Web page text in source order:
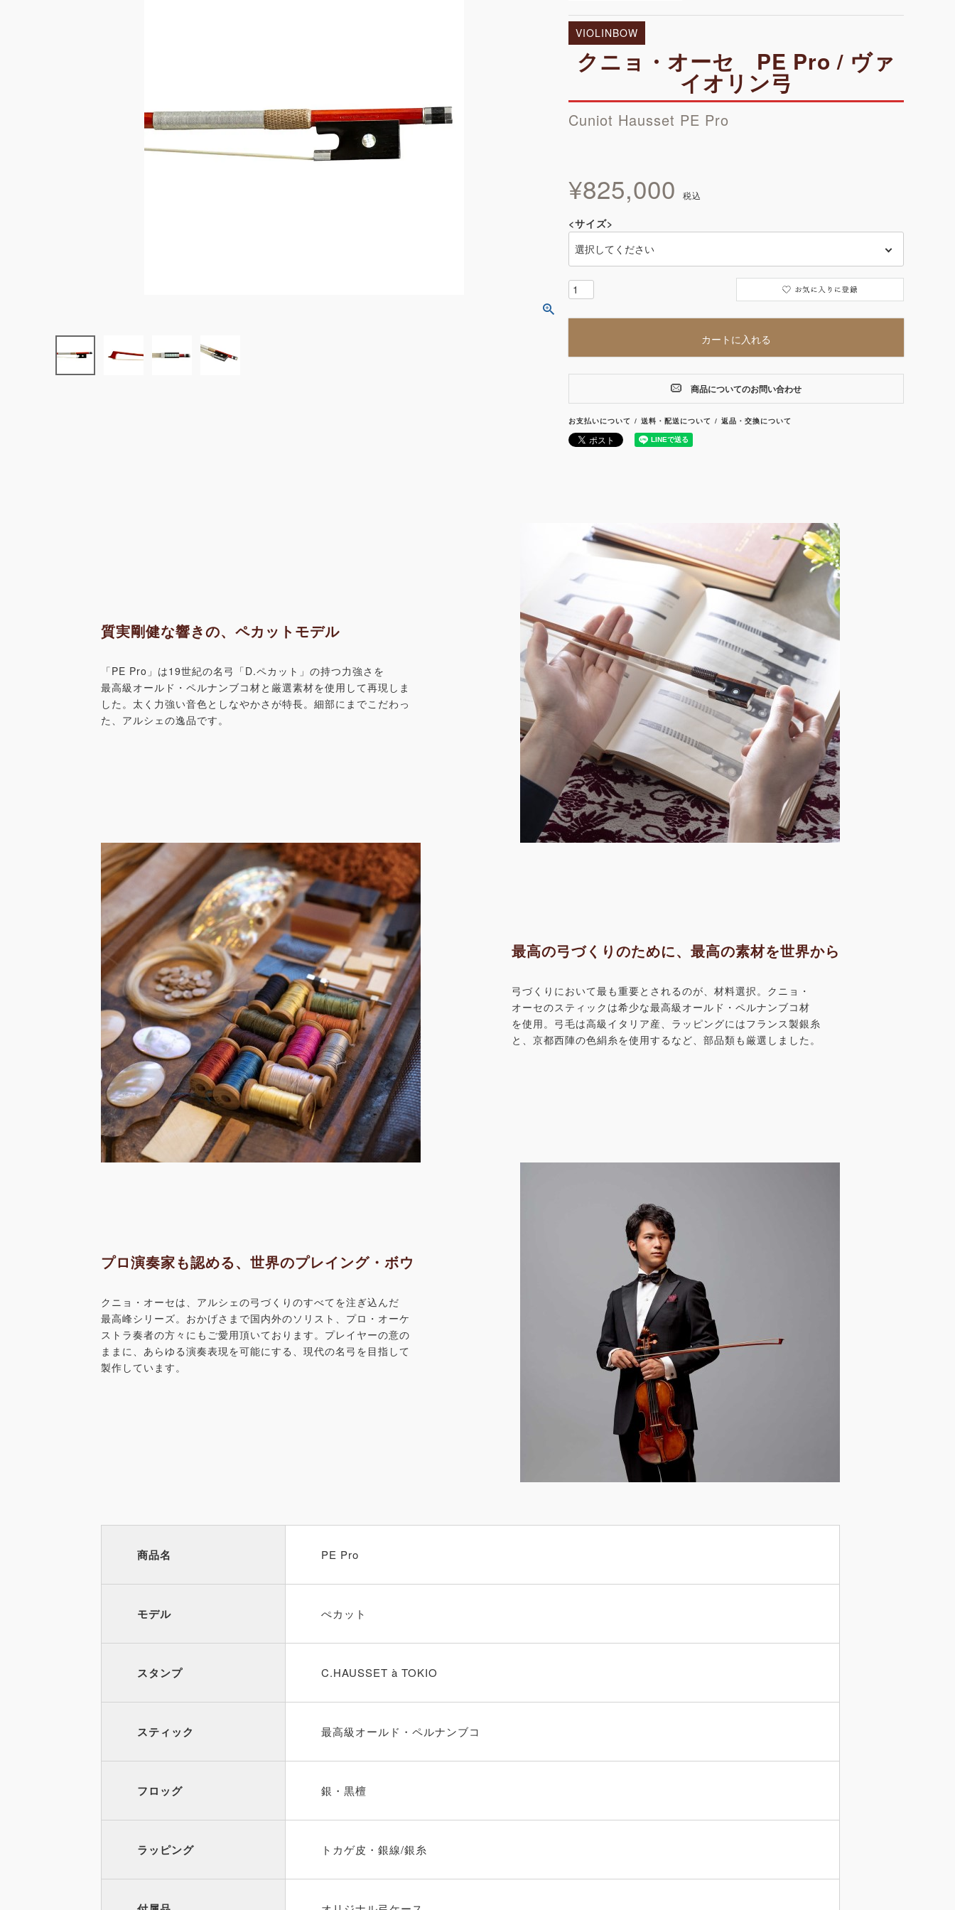
VIOLINBOW
クニョ・オーセ PE Pro / ヴァ
イオリン弓
Cuniot Hausset PE Pro
¥825,000 税込
<サイズ>
カートに入れる
商品についてのお問い合わせ
お支払いについて 送料・配送について 返品・交換について
質実剛健な響きの、ペカットモデル
「PE Pro」は19世紀の名弓「D.ペカット」の持つ力強さを
最高級オールド・ペルナンブコ材と厳選素材を使用して再現しま
した。太く力強い音色としなやかさが特長。細部にまでこだわっ
た、アルシェの逸品です。
最高の弓づくりのために、最高の素材を世界から
弓づくりにおいて最も重要とされるのが、材料選択。クニョ・
オーセのスティックは希少な最高級オールド・ペルナンブコ材
を使用。弓毛は高級イタリア産、ラッピングにはフランス製銀糸
と、京都西陣の色絹糸を使用するなど、部品類も厳選しました。
プロ演奏家も認める、世界のプレイング・ボウ
クニョ・オーセは、アルシェの弓づくりのすべてを注ぎ込んだ
最高峰シリーズ。おかげさまで国内外のソリスト、プロ・オーケ
ストラ奏者の方々にもご愛用頂いております。プレイヤーの意の
ままに、あらゆる演奏表現を可能にする、現代の名弓を目指して
製作しています。
商品名 PE Pro
モデル ぺカット
スタンプ C.HAUSSET à TOKIO
スティック 最高級オールド・ペルナンブコ
フロッグ 銀・黒檀
ラッピング トカゲ皮・銀線/銀糸